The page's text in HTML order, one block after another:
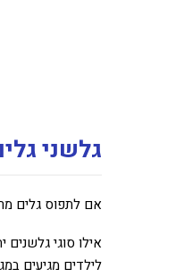
גלשני
אם לתפוס גלים
אילו סוגי
לילדים מגיעים